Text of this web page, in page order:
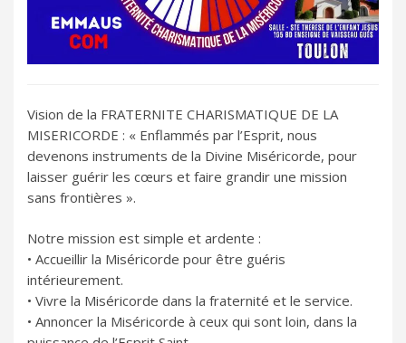
Vision de la FRATERNITE CHARISMATIQUE DE LA
MISERICORDE : « Enflammés par l’Esprit, nous
devenons instruments de la Divine Miséricorde, pour
laisser guérir les cœurs et faire grandir une mission
sans frontières ».
Notre mission est simple et ardente :
• Accueillir la Miséricorde pour être guéris
intérieurement.
• Vivre la Miséricorde dans la fraternité et le service.
• Annoncer la Miséricorde à ceux qui sont loin, dans la